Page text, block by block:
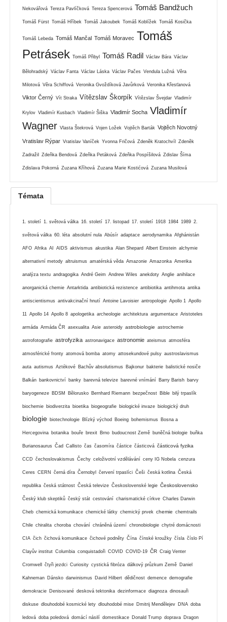
Nekovářová Tereza Pavlíčková Tereza Spencerová Tomáš Bandžuch
Tomáš Fürst Tomáš Hříbek Tomáš Jakoubek Tomáš Koblížek Tomáš Kosička
Tomáš Lebeda Tomáš Mančal Tomáš Moravec Tomáš
Petrásek Tomáš Přibyl Tomáš Radil Václav Bára Václav
Bělohradský Václav Fanta Václav Láska Václav Pačes Vendula Lužná Věra
Milotová Věra Schiffová Veronika Gvoždíková Javůrková Veronika Křesťanová
Viktor Černý Vít Straka Vítězslav Škorpík Vítězslav Švejdar Vladimír
Krylov Vladimír Kusbach Vladimír Šiška Vladimír Socha Vladimír
Wagner Vlasta Štekrová Vojen Ložek Vojtěch Barták Vojtěch Novotný
Vratislav Rýpar Vratislav Vaníček Yvonna Fričová Zdeněk Kratochvíl Zdeněk
Zadražil Zdeňka Bendová Zdeňka Petáková Zdeňka Pospíšilová Zdislav Šíma
Zdislava Pokorná Zuzana Kříhová Zuzana Marie Kostićová Zuzana Musilová
Témata
1. století 1. světová válka 16. století 17. listopad 17. století 1918 1984 1989 2.
světová válka 60. léta absolutní nula Abúsír adaptace aerodynamika Afghánistán
AFO Afrika AI AIDS aktivismus akustika Alan Shepard Albert Einstein alchymie
alternativní metody altruismus amatérská věda Amazonie Amazonka Amerika
analýza textu andragogika André Geim Andrew Wiles anekdoty Anglie anihilace
anorganická chemie Antarktida antibiotická rezistence antibiotika antihmota antika
antiscientismus antivakcinační hnutí Antoine Lavoisier antropologie Apollo 1 Apollo
11 Apollo 14 Apollo 8 apologetika archeologie architektura argumentace Aristoteles
armáda Armáda ČR asexualita Asie asteroidy astrobiologie astrochemie
astrofotografie astrofyzika astronavigace astronomie ateismus atmosféra
atmosférické fronty atomová bomba atomy attosekundové pulsy austroslavismus
auta autismus Aztékové Bachův absolutismus Bajkonur bakterie balistické nosiče
Balkán bankovnictví banky barevná televize barevné vnímání Barry Barish barvy
baryogeneze BDSM Bělorusko Bernhard Riemann bezpečnost Bible bilý trpaslík
biochemie biodiverzita bioetika biogeografie biologické invaze biologický druh
biologie biotechnologie Blízký východ Boeing bohemismus Bosna a
Hercegovina botanika bouře brexit Brno budoucnost Země buněčná biologie buňka
Burianosaurus Čad Callisto čas časomíra částice částicová částicová fyzika
CCD čechoslovakismus Čechy celoživotní vzdělávání ceny IG Nobela cenzura
Ceres CERN černá díra Černobyl červení trpaslíci Češi česká kotlina Česká
republika česká státnost Česká televize Československé legie Československo
Český klub skeptiků český stát cestování charismatické církve Charles Darwin
Cheb chemická komunikace chemické látky chemický prvek chemie chemtrails
Chile chiralita choroba chování chráněná území chronobiologie chytré domácnosti
CIA čich čichová komunikace čichové podněty Čína čínské kroužky čísla číslo Pí
Clayův institut Columbia conquistadoři COVID COVID-19 ČR Craig Venter
Cromwell čtyři jezdci Curiosity cystická fibróza dálkový průzkum Země Daniel
Kahneman Dánsko darwinismus David Hilbert dědičnost demence demografie
demokracie Denisované desková tektonika dezinformace diagnoza dinosauři
diskuse dlouhodobé kosmické lety dlouhodobé mise Dmitrij Mendělejev DNA doba
ledová doba poledová domácí násilí domestikace Donald Trump doprava Dragon